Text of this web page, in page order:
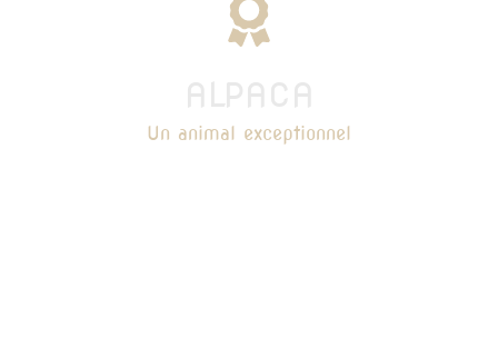
Un animal exceptionnel